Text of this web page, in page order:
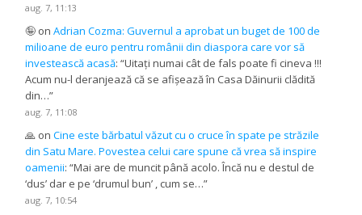
aug. 7, 11:13
🤪 onAdrian Cozma: Guvernul a aprobat un buget de 100 de
milioane de euro pentru românii din diaspora care vor să
investească acasă: “Uitați numai cât de fals poate fi cineva !!!
Acum nu-l deranjează că se afișează în Casa Dăinurii clădită
din…”
aug. 7, 11:08
🙏 onCine este bărbatul văzut cu o cruce în spate pe străzile
din Satu Mare. Povestea celui care spune că vrea să inspire
oamenii: “Mai are de muncit până acolo. Încă nu e destul de
‘dus’ dar e pe ‘drumul bun’ , cum se…”
aug. 7, 10:54